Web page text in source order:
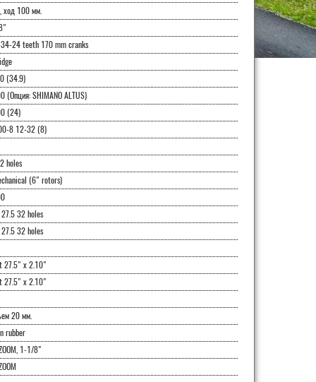
ход 100 мм.
34-24 teeth 170 mm cranks
(34.9)
(Опция: SHIMANO ALTUS)
(24)
8 12-32 (8)
holes
(6" rotors)
27.5 32 holes
27.5 32 holes
27.5" x 2.10"
27.5" x 2.10"
20 мм.
rubber
1-1/8"